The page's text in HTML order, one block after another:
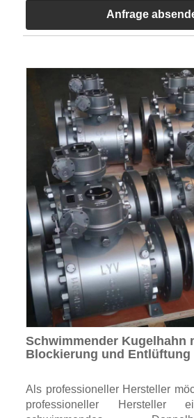
Anfrage
Schwimmender Kugelhahn
Blockierung und Entlüftung
Als professioneller Hersteller
professioneller Hersteller